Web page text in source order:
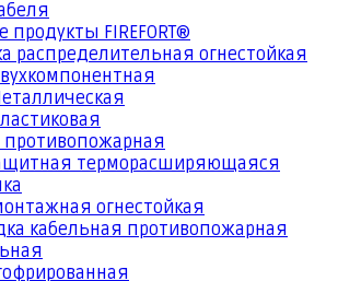
продукты FIREFORT®
распределительная огнестойкая
терморасширяющаяся
огнестойкая
кабельная противопожарная